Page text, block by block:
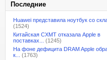
Последние
Huawei представила ноутбук со
(1524)
Китайская CXMT отказала Apple в
поставках...
(1245)
На фоне дефицита DRAM Apple
к...
(1763)